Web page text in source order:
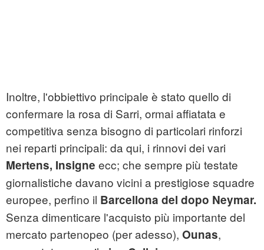
Inoltre, l'obbiettivo principale è stato quello di
confermare la rosa di Sarri, ormai affiatata e
competitiva senza bisogno di particolari rinforzi
nei reparti principali: da qui, i rinnovi dei vari
Mertens, Insigne ecc; che sempre più testate
giornalistiche davano vicini a prestigiose squadre
europee, perfino il Barcellona del dopo Neymar.
Senza dimenticare l'acquisto più importante del
mercato partenopeo (per adesso), Ounas,